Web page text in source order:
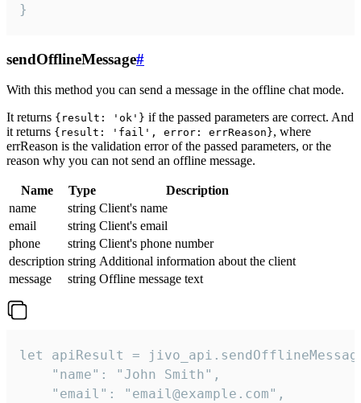
}
sendOfflineMessage#
With this method you can send a message in the offline chat mode.
It returns {result: 'ok'} if the passed parameters are correct. And
it returns {result: 'fail', error: errReason}, where
errReason is the validation error of the passed parameters, or the
reason why you can not send an offline message.
Name Type
Description
name
string Client's name
email
string Client's email
phone
string Client's phone number
description string Additional information about the client
message
string Offline message text
let apiResult =
    "name": "John Smith",
    "email": "email@example.com",